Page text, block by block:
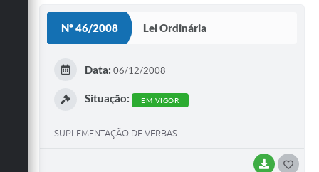
Nº 46/2008 Lei Ordinária
BAIXAR
Data: 06/12/2008
Situação: EM VIGOR
SUPLEMENTAÇÃO DE VERBAS.